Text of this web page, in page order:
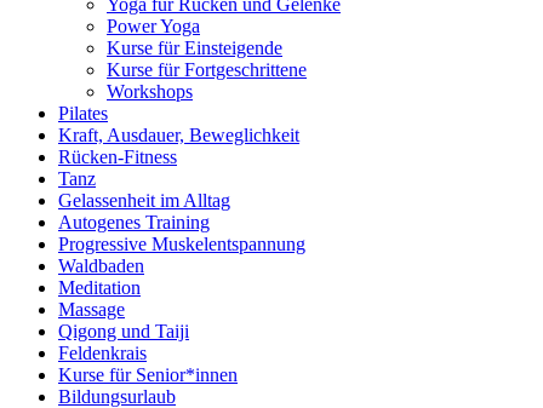
Power Yoga
Kurse für Einsteigende
Kurse für Fortgeschrittene
Workshops
Pilates
Kraft, Ausdauer, Beweglichkeit
Rücken-Fitness
Tanz
Gelassenheit im Alltag
Autogenes Training
Progressive Muskelentspannung
Waldbaden
Meditation
Massage
Qigong und Taiji
Feldenkrais
Kurse für Senior*innen
Bildungsurlaub